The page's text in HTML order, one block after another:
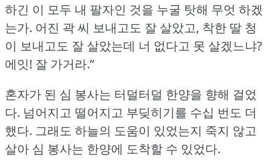
하긴 이 모두 내 팔자인 것을 누굴 탓해 무엇 하겠
는가. 어진 곽 씨 보내고도 잘 살았고, 착한 딸 청
이 보내고도 잘 살았는데 너 없다고 못 살겠느냐?
에잇! 잘 가거라.”
혼자가 된 심 봉사는 터덜터덜 한양을 향해 걸었
다. 넘어지고 떨어지고 부딪히기를 수십 번도 더
했다. 그래도 하늘의 도움이 있었는지 죽지 않고
살아 심 봉사는 한양에 도착할 수 있었다.